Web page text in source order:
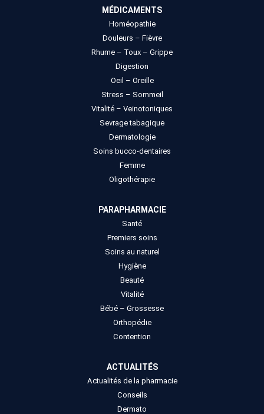
MÉDICAMENTS
Homéopathie
Douleurs – Fièvre
Rhume – Toux – Grippe
Digestion
Oeil – Oreille
Stress – Sommeil
Vitalité – Veinotoniques
Sevrage tabagique
Dermatologie
Soins bucco-dentaires
Femme
Oligothérapie
PARAPHARMACIE
Santé
Premiers soins
Soins au naturel
Hygiène
Beauté
Vitalité
Bébé – Grossesse
Orthopédie
Contention
ACTUALITÉS
Actualités de la pharmacie
Conseils
Dermato